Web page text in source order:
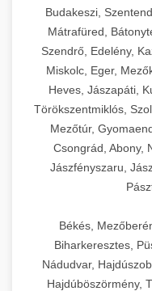
Budakeszi,
Mátrafüred,
Szendrő, Edelény,
Miskolc, Eger,
Heves, Jászapáti,
Törökszentmiklós,
Mezőtúr,
Csongrád, Abony,
Jászfényszaru,
Békés,
Biharkeresztes,
Nádudvar,
Hajdúböszörmény,